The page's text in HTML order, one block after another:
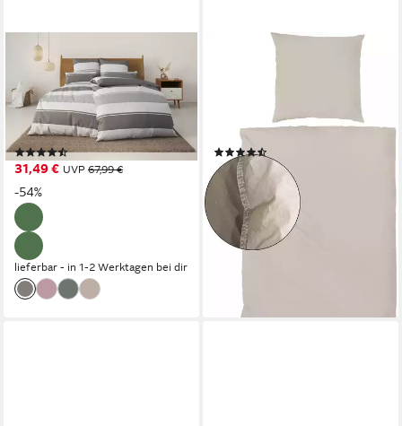
OTTO HOME
Bettwäsche Yonne, Renforcé,
3 teilig, in frischen Farben,
gestreifte Bettwäsche, ab Gr.
135x200 cm
(170)
31,49 € UVP 67,99 €
-54%
lieferbar - in 1-2 Werktagen bei dir
teilig, jedes Teil ein Unikat,
gewaschene Used Optik
ab 41,47 € UVP
nur diesen Monat
lieferbar - in 3-4 Werktagen bei dir